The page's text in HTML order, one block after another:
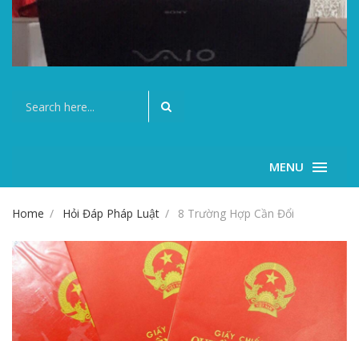
MENU
Home Hỏi Đáp Pháp Luật 8 Trường Hợp Cần Đổi